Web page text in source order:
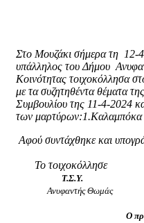
Στο Μουζάκι σήμερα τη 12-
υπάλληλος του Δήμου
Κοινότητας τοιχοκόλλησα
με τα συζητηθέντα θέματα
Συμβουλίου της 11-4-2024
των μαρτύρων:1.Καλαμπόκα
Αφού συντάχθηκε και
Το τοιχοκόλλησε
Τ.Σ.Υ.
Ανυφαντής Θωμάς
Ο